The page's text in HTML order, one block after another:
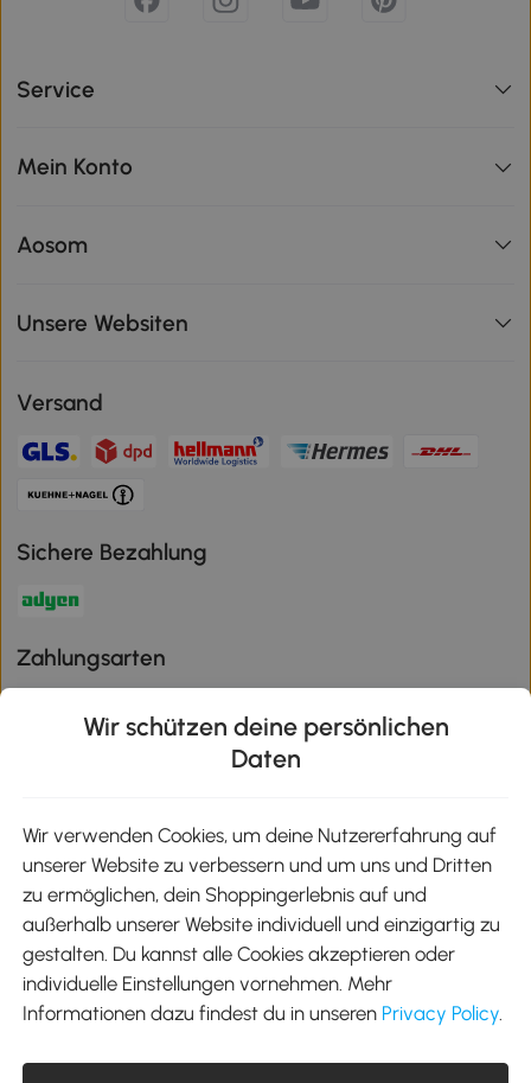
Service
Mein Konto
Aosom
Unsere Websiten
Versand
Sichere Bezahlung
Zahlungsarten
Aosom-App
Google Play
Tel.: +49 40 87408465
Wir schützen deine persönlichen
Daten
Wir verwenden Cookies, um deine Nutzererfahrung auf
unserer Website zu verbessern und um uns und Dritten
zu ermöglichen, dein Shoppingerlebnis auf und
außerhalb unserer Website individuell und einzigartig zu
gestalten. Du kannst alle Cookies akzeptieren oder
individuelle Einstellungen vornehmen. Mehr
Informationen dazu findest du in unseren Privacy Policy.